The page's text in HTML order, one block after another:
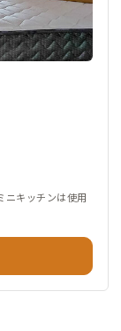
ニキッチンは使用